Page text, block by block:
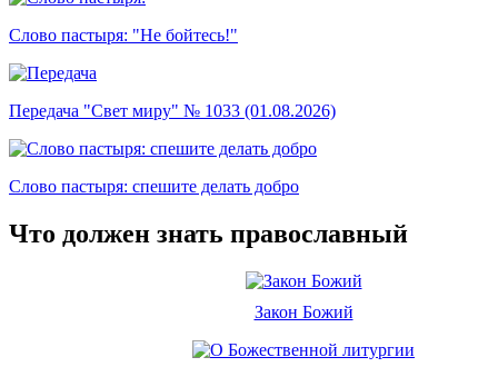
Слово пастыря: "Не бойтесь!"
Передача "Свет миру" № 1033 (01.08.2026)
Слово пастыря: спешите делать добро
Что должен знать православный
Закон Божий